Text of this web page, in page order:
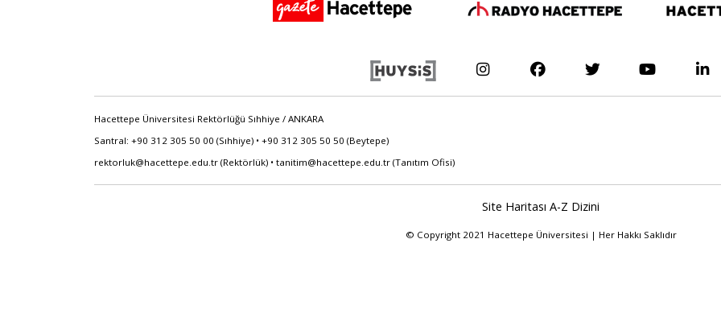
Hacettepe Üniversitesi Rektörlüğü Sıhhiye / ANKARA
Santral: +90 312 305 50 00 (Sıhhiye) • +90 312 305 50 50 (Beytepe)
rektorluk@hacettepe.edu.tr (Rektörlük) • tanitim@hacettepe.edu.tr (Tanıtım Ofisi)
Site Haritası A-Z Dizini
© Copyright 2021 Hacettepe Üniversitesi | Her Hakkı Saklıdır